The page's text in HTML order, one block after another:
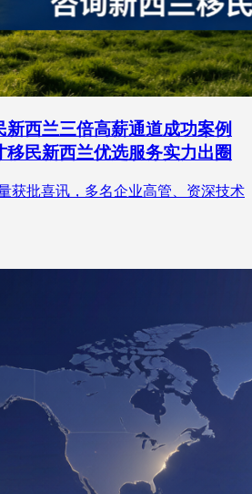
西兰三倍高薪通道成功案例
民新西兰优选服务实力出圈
获批喜讯，多名企业高管、资深技术